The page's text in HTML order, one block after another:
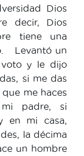
Dios
decir, Dios
tiene una
Levantó un
voto y le dijo
si me das
me haces
padre, si
en mi casa,
la décima
un hombre